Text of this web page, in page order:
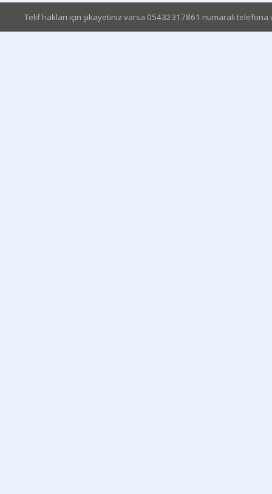
Telif hakları için şikayetiniz varsa 05432317861 numaralı telefona